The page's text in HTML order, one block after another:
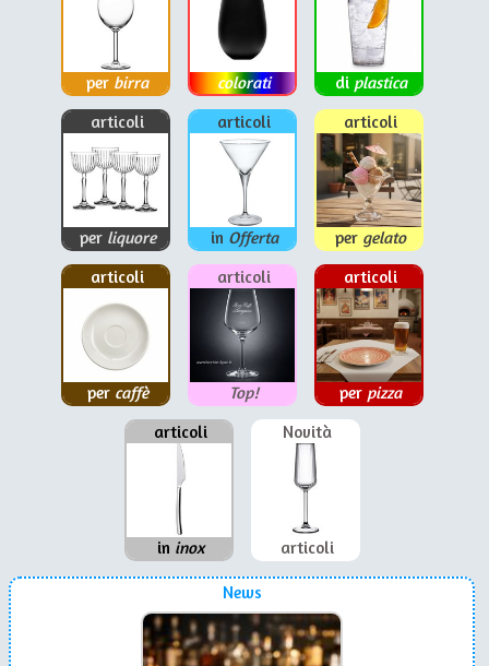
per birra colorati di plastica
articoli
per liquore
articoli
in Offerta
articoli
per gelato
articoli
per caffè
articoli
Top!
articoli
per pizza
articoli
in inox
Novità
articoli
News